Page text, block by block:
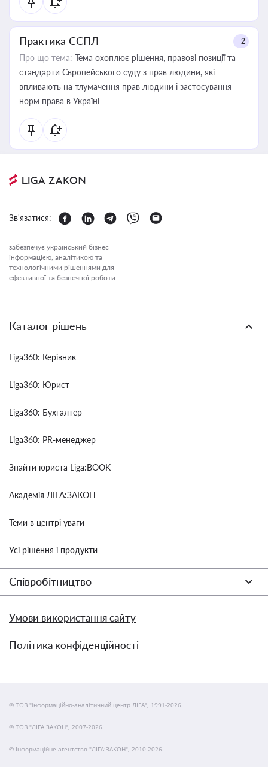
Практика ЄСПЛ +2
Про що тема: Тема охоплює рішення, правові позиції та
стандарти Європейського суду з прав людини, які
впливають на тлумачення прав людини і застосування
норм права в Україні
Зв'язатися:
забезпечує український бізнес
інформацією, аналітикою та
технологічними рішеннями для
ефективної та безпечної роботи.
Каталог рішень
Liga360: Керівник
Liga360: Юрист
Liga360: Бухгалтер
Liga360: PR-менеджер
Знайти юриста Liga:BOOK
Академія ЛІГА:ЗАКОН
Теми в центрі уваги
Усі рішення і продукти
Співробітництво
Умови використання сайту
Політика конфіденційності
© ТОВ "інформаційно-аналітичний центр ЛІГА", 1991-2026.
© ТОВ "ЛІГА ЗАКОН", 2007-2026.
© Інформаційне агентство "ЛІГА:ЗАКОН", 2010-2026.